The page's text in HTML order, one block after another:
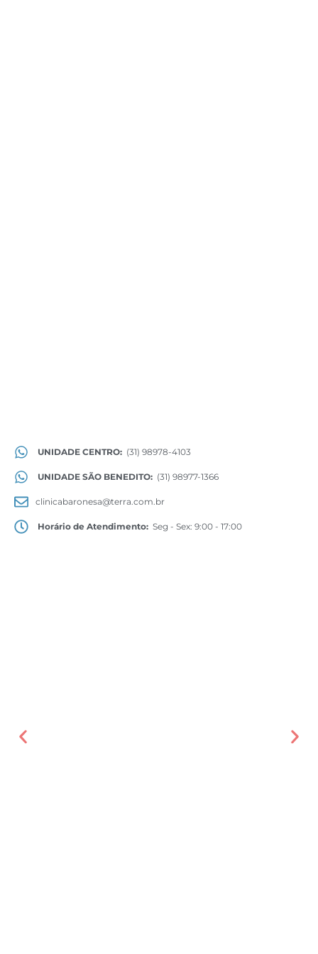
UNIDADE CENTRO: (31) 98978-4103
UNIDADE SÃO BENEDITO: (31) 98977-1366
clinicabaronesa@terra.com.br
Horário de Atendimento: Seg - Sex: 9:00 - 17:00